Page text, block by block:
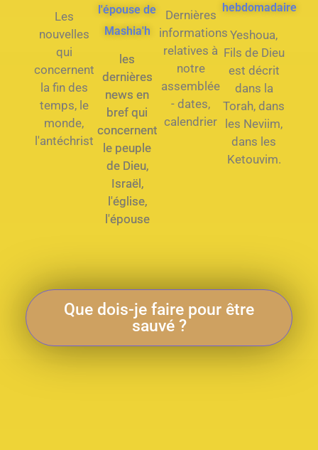
Les
nouvelles
qui
concernent
la fin des
temps, le
monde,
l'antéchrist
l'épouse de
Mashia'h
les
dernières
news en
bref qui
concernent
le peuple
de Dieu,
Israël,
l'église,
l'épouse
Dernières
informations
relatives à
notre
assemblée
- dates,
calendrier
hebdomadaire
Yeshoua,
Fils de Dieu
est décrit
dans la
Torah, dans
les Neviim,
dans les
Ketouvim.
Que dois-je faire pour être
sauvé ?